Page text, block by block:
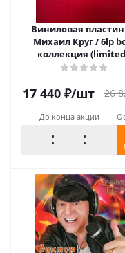
Виниловая
Михаил Круг / 6lp box
коллекция
numbered, coloured)
17 440 ₽/шт 26
До конца акции